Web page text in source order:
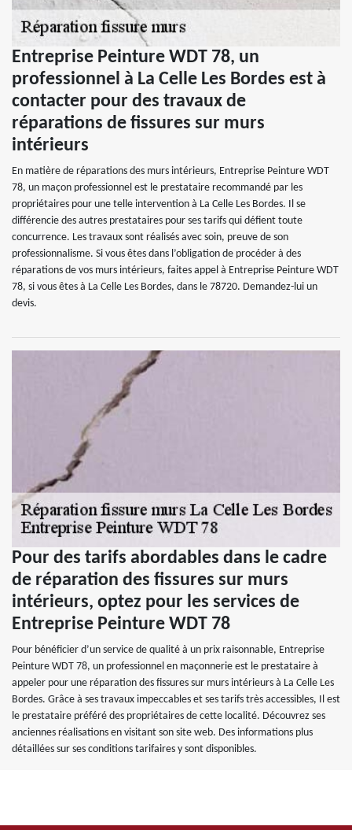
Entreprise Peinture WDT 78, un
professionnel à La Celle Les Bordes est à
contacter pour des travaux de
réparations de fissures sur murs
intérieurs
En matière de réparations des murs intérieurs, Entreprise Peinture WDT
78, un maçon professionnel est le prestataire recommandé par les
propriétaires pour une telle intervention à La Celle Les Bordes. Il se
différencie des autres prestataires pour ses tarifs qui défient toute
concurrence. Les travaux sont réalisés avec soin, preuve de son
professionnalisme. Si vous êtes dans l’obligation de procéder à des
réparations de vos murs intérieurs, faites appel à Entreprise Peinture WDT
78, si vous êtes à La Celle Les Bordes, dans le 78720. Demandez-lui un
devis.
Pour des tarifs abordables dans le cadre
de réparation des fissures sur murs
intérieurs, optez pour les services de
Entreprise Peinture WDT 78
Pour bénéficier d’un service de qualité à un prix raisonnable, Entreprise
Peinture WDT 78, un professionnel en maçonnerie est le prestataire à
appeler pour une réparation des fissures sur murs intérieurs à La Celle Les
Bordes. Grâce à ses travaux impeccables et ses tarifs très accessibles, Il est
le prestataire préféré des propriétaires de cette localité. Découvrez ses
anciennes réalisations en visitant son site web. Des informations plus
détaillées sur ses conditions tarifaires y sont disponibles.